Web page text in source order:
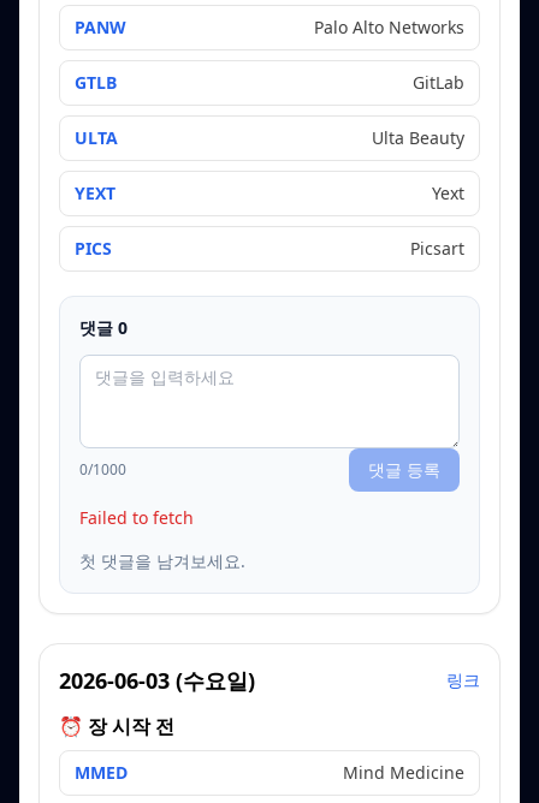
PANW Palo Alto Networks
GTLB GitLab
ULTA Ulta Beauty
YEXT Yext
PICS Picsart
댓글 0
0/1000 댓글 등록
Failed to fetch
첫 댓글을 남겨보세요.
2026-06-03 (수요일) 링크
⏰ 장 시작 전
MMED Mind Medicine